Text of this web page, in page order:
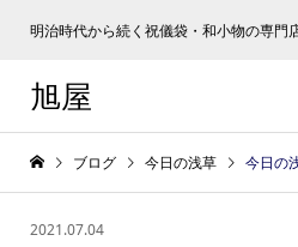
明治時代から続く祝儀袋・和小物の専門店
旭屋
ブログ 今日の浅草 今日の浅草。 本来なら下町七夕まつりで盛り上がっ
2021.07.04